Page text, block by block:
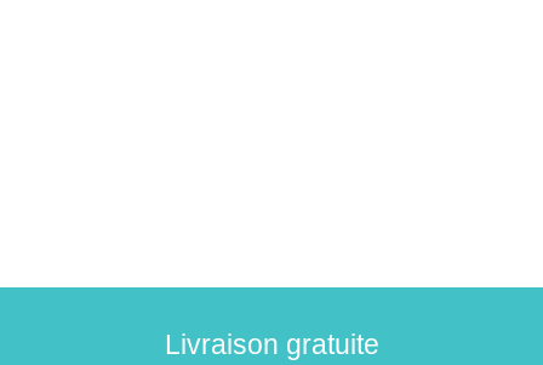
Livraison gratuite